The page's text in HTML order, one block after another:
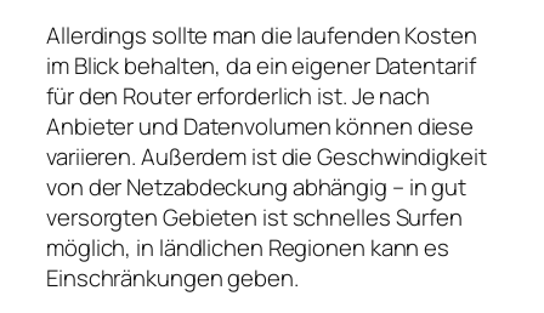
Allerdings sollte man die laufenden Kosten
im Blick behalten, da ein eigener Datentarif
für den Router erforderlich ist. Je nach
Anbieter und Datenvolumen können diese
variieren. Außerdem ist die Geschwindigkeit
von der Netzabdeckung abhängig – in gut
versorgten Gebieten ist schnelles Surfen
möglich, in ländlichen Regionen kann es
Einschränkungen geben.